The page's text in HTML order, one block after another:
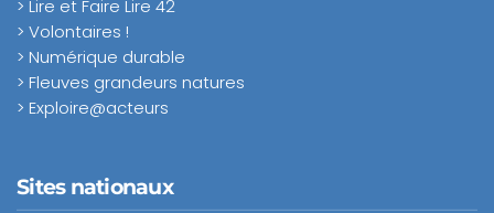
> Lire et Faire Lire 42
> Volontaires !
> Numérique durable
> Fleuves grandeurs natures
> Exploire@acteurs
Sites nationaux